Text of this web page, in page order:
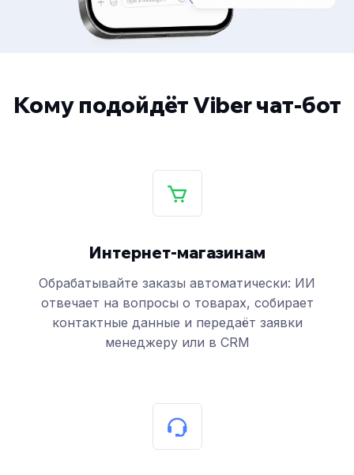
Кому подойдёт Viber чат-бот
Интернет-магазинам
Обрабатывайте заказы автоматически: ИИ
отвечает на вопросы о товарах, собирает
контактные данные и передаёт заявки
менеджеру или в CRM